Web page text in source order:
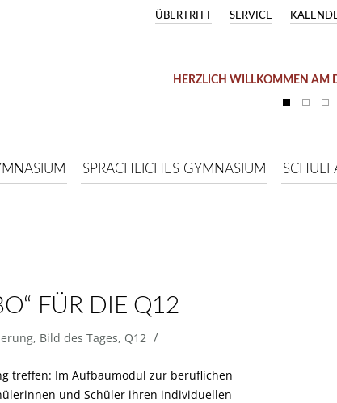
SERVICE
ÜBERTRITT
HERZLICH WILLKOMMEN AM
SPRACHLICHES GYMNASIUM
FÜR DIE Q12
, Bild des Tages, Q12 /
treffen: Im Aufbaumodul zur beruflichen
und Schüler ihren individuellen